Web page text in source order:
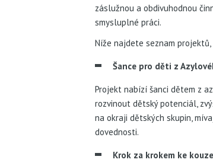
záslužnou a obdivuhodnou
smysluplné práci.
Níže najdete seznam
Šance pro děti z
Projekt nabízí šanci dětem z
rozvinout dětský potenciál,
na okraji dětských skupin,
dovednosti.
Krok za krokem ke